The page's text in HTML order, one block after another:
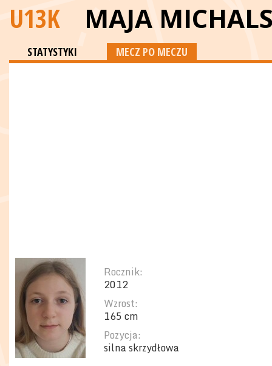
U13K MAJA
STATYSTYKI MECZ PO MECZU
Rocznik:
2012
Wzrost:
165 cm
Pozycja:
silna skrzydłowa